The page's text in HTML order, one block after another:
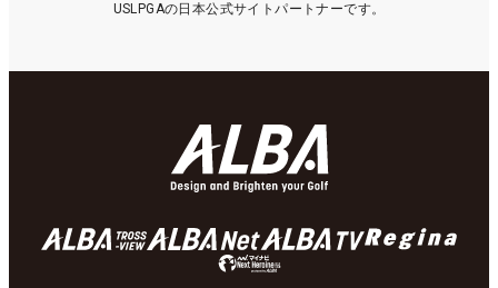
USLPGAの日本公式サイトパートナーです。